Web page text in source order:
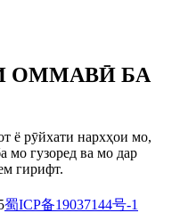
ОММАВӢ БА
ё рӯйхати нархҳои мо,
мо гузоред ва мо дар
гирифт.
蜀ICP备19037144号-1